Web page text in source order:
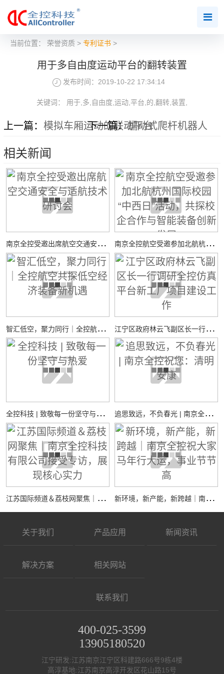
当前位置： 荣誉资质> 专利证书>
用于多自由度运动平台的翻转装置
发布时间：2019-10-22 17:34:14
关键词： 用于,多,自由度,运动,平台,的,翻转,装置,
上一篇： 模拟车厢运动的联动平台
下一篇：蠕动式爬杆机器人
相关新闻
南
京全控受邀出席航空交通安全与适航技术研讨会 南
京全控航空受邀参加北航杭州国际校园“中西日”活动，共探校企合作与智能装备创新发展
智
汇低空，聚力同行｜全控航空共探低空经济装备新机遇 江
宁区政府林云飞副区长一行调研全控仿真平台新工厂项目建设工作
全
控科技 | 致敬每一份坚守与热爱 追
思致远，不负春光 | 南京全控祝您：清明安康
江
苏国际频道＆荔枝网聚焦｜南京全控科技有限公司接受专访，展现核心实力 新
环境，新产能，新跨越｜南京全控祝大家马年行大运，事业节节高
关于我们 产品应用 新闻资讯
解决方案 相关网站
联系我们
400-025-3599
13905180520
江宁研发:江苏南京江宁区科建路666号9栋4楼
高淳基地:江苏南京高淳开发区花山路15号